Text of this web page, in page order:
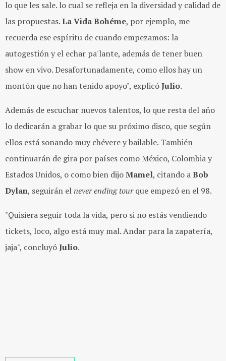
lo que les sale. lo cual se refleja en la diversidad y calidad de
las propuestas.La Vida Bohéme, por ejemplo, me
recuerda ese espíritu de cuando empezamos: la
autogestión y el echar pa'lante, además de tener buen
show en vivo. Desafortunadamente, como ellos hay un
montón que no han tenido apoyo", explicóJulio.
Además de escuchar nuevos talentos, lo que resta del año
lo dedicarán a grabar lo que su próximo disco, que según
ellos está sonando muy chévere y bailable. También
continuarán de gira por países como México, Colombia y
Estados Unidos, o como bien dijoMamel, citando aBob
Dylan, seguirán elnever ending tourque empezó en el 98.
"Quisiera seguir toda la vida, pero si no estás vendiendo
tickets, loco, algo está muy mal. Andar para la zapatería,
jaja", concluyóJulio.